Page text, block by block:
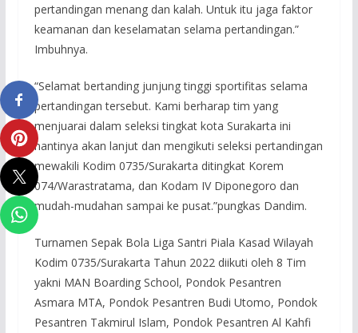
pertandingan menang dan kalah. Untuk itu jaga faktor
keamanan dan keselamatan selama pertandingan.”
Imbuhnya.
“Selamat bertanding junjung tinggi sportifitas selama
pertandingan tersebut. Kami berharap tim yang
menjuarai dalam seleksi tingkat kota Surakarta ini
nantinya akan lanjut dan mengikuti seleksi pertandingan
mewakili Kodim 0735/Surakarta ditingkat Korem
074/Warastratama, dan Kodam IV Diponegoro dan
mudah-mudahan sampai ke pusat.”pungkas Dandim.
Turnamen Sepak Bola Liga Santri Piala Kasad Wilayah
Kodim 0735/Surakarta Tahun 2022 diikuti oleh 8 Tim
yakni MAN Boarding School, Pondok Pesantren
Asmara MTA, Pondok Pesantren Budi Utomo, Pondok
Pesantren Takmirul Islam, Pondok Pesantren Al Kahfi